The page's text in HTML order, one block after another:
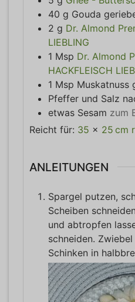
40 g Gouda
2 g Dr. Almond
LIEBLING
1 Msp Dr. Almond
HACKFLEISCH
1 Msp Muskatnuss
Pfeffer und Salz
etwas Sesam zum
Reicht für: 35 x 25 cm
ANLEITUNGEN
Spargel putzen,
Scheiben
und abtropfen
schneiden.
Schinken in